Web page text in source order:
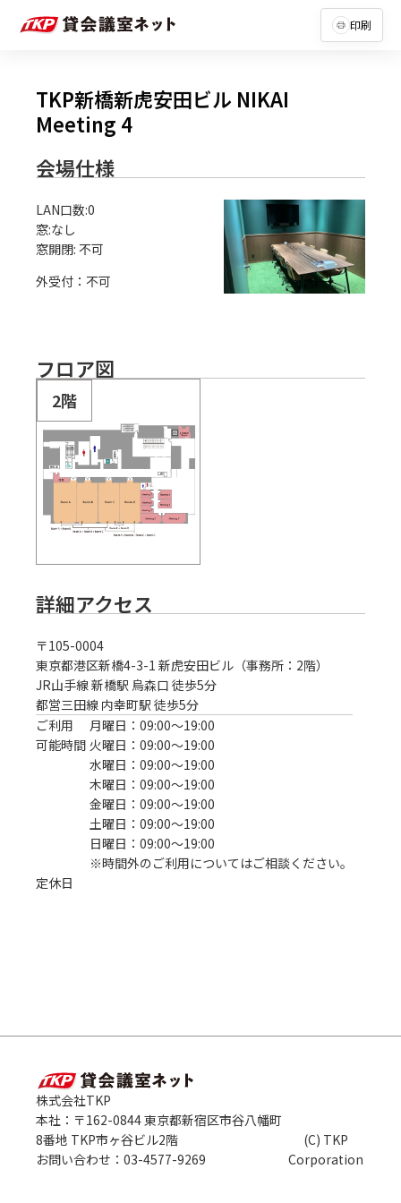
印刷
TKP新橋新虎安田ビル NIKAI
Meeting 4
会場仕様
LAN口数:0
窓:なし
外受付：不可
フロア図
2階
詳細アクセス
〒105-0004
東京都港区新橋4-3-1 新虎安田ビル（事務所：2階）
JR山手線 新橋駅 烏森口 徒歩5分
都営三田線 内幸町駅 徒歩5分
ご利用
可能時間
月曜日：09:00〜19:00
火曜日：09:00〜19:00
水曜日：09:00〜19:00
木曜日：09:00〜19:00
金曜日：09:00〜19:00
土曜日：09:00〜19:00
日曜日：09:00〜19:00
※時間外のご利用についてはご相談ください。
定休日
株式会社TKP
本社：〒162-0844 東京都新宿区市谷八幡町
8番地 TKP市ヶ谷ビル2階
お問い合わせ：03-4577-9269
(C) TKP
Corporation